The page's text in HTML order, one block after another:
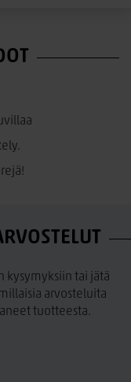
kysymyksiin tai jätä
arvosteluita
tuotteesta.